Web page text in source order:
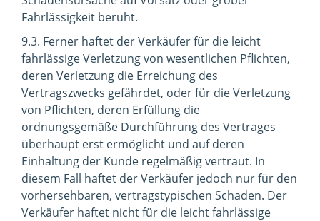
Fahrlässigkeit beruht.
9.3. Ferner haftet der Verkäufer für die leicht
fahrlässige Verletzung von wesentlichen Pflichten,
deren Verletzung die Erreichung des
Vertragszwecks gefährdet, oder für die Verletzung
von Pflichten, deren Erfüllung die
ordnungsgemäße Durchführung des Vertrages
überhaupt erst ermöglicht und auf deren
Einhaltung der Kunde regelmäßig vertraut. In
diesem Fall haftet der Verkäufer jedoch nur für den
vorhersehbaren, vertragstypischen Schaden. Der
Verkäufer haftet nicht für die leicht fahrlässige